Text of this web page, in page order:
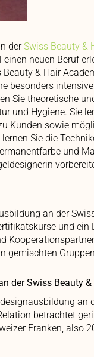
derSwiss Beauty &
neuen Beruf
& Hair
besonders
Sie theoretische
und Hygiene. Sie
Kunden sowie
Sie die
und
an der
und
gemischten
der Swiss Beauty
an
betrachtet
Franken, also